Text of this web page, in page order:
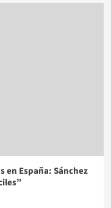
en España: Sánchez